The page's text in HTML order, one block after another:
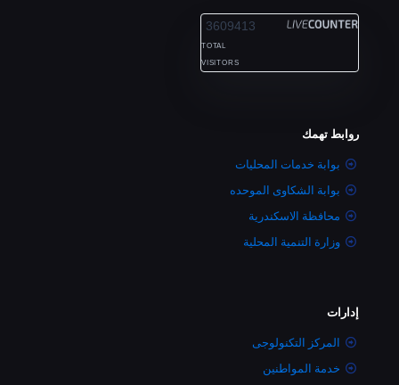
3609413
TOTAL
VISITORS
روابط تهمك
بوابة خدمات المحليات
بوابة الشكاوى الموحده
محافظة الاسكندرية
وزارة التنمية المحلية
إدارات
المركز التكنولوجى
خدمة المواطنين